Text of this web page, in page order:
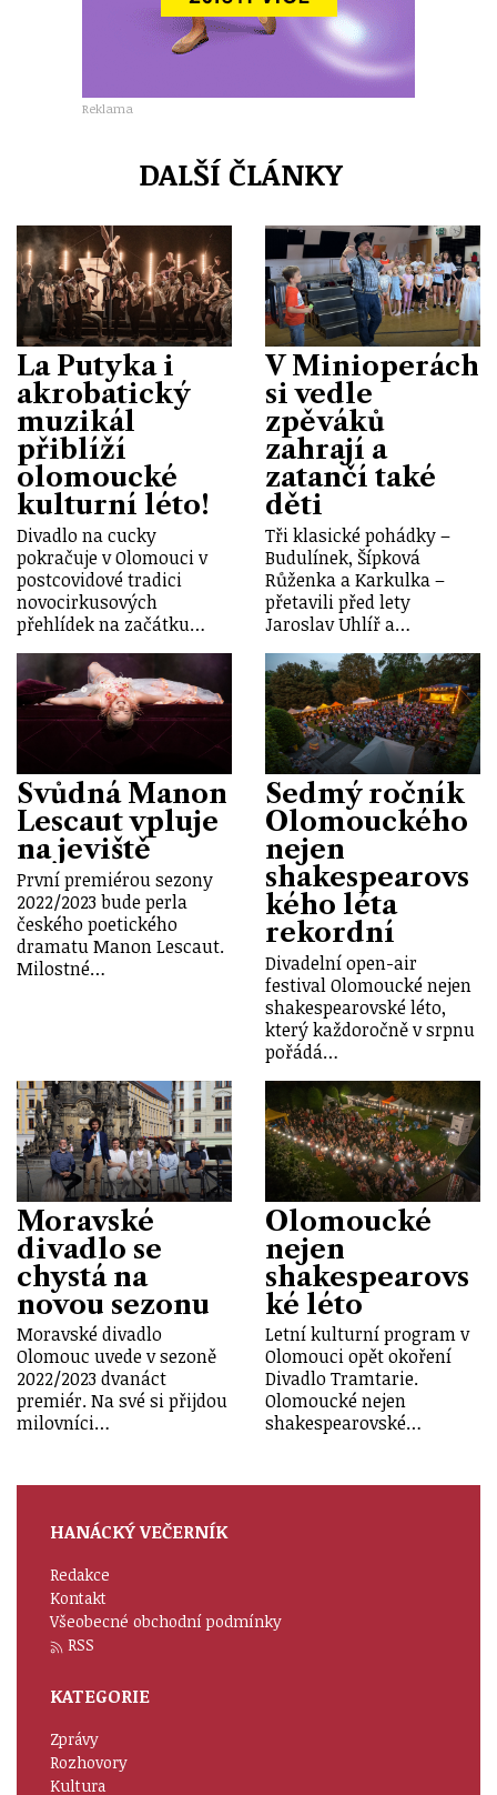
Reklama
DALŠÍ ČLÁNKY
La Putyka i
akrobatický
muzikál
přiblíží
olomoucké
kulturní léto!
Divadlo na cucky
pokračuje v Olomouci v
postcovidové tradici
novocirkusových
přehlídek na začátku…
V Minioperách
si vedle
zpěváků
zahrají a
zatančí také
děti
Tři klasické pohádky –
Budulínek, Šípková
Růženka a Karkulka –
přetavili před lety
Jaroslav Uhlíř a…
Svůdná Manon
Lescaut vpluje
na jeviště
První premiérou sezony
2022/2023 bude perla
českého poetického
dramatu Manon Lescaut.
Milostné…
Sedmý ročník
Olomouckého
nejen
shakespearovs
kého léta
rekordní
Divadelní open-air
festival Olomoucké nejen
shakespearovské léto,
který každoročně v srpnu
pořádá…
Moravské
divadlo se
chystá na
novou sezonu
Moravské divadlo
Olomouc uvede v sezoně
2022/2023 dvanáct
premiér. Na své si přijdou
milovníci…
Olomoucké
nejen
shakespearovs
ké léto
Letní kulturní program v
Olomouci opět okoření
Divadlo Tramtarie.
Olomoucké nejen
shakespearovské…
HANÁCKÝ VEČERNÍK
Redakce
Kontakt
Všeobecné obchodní podmínky
RSS
KATEGORIE
Zprávy
Rozhovory
Kultura